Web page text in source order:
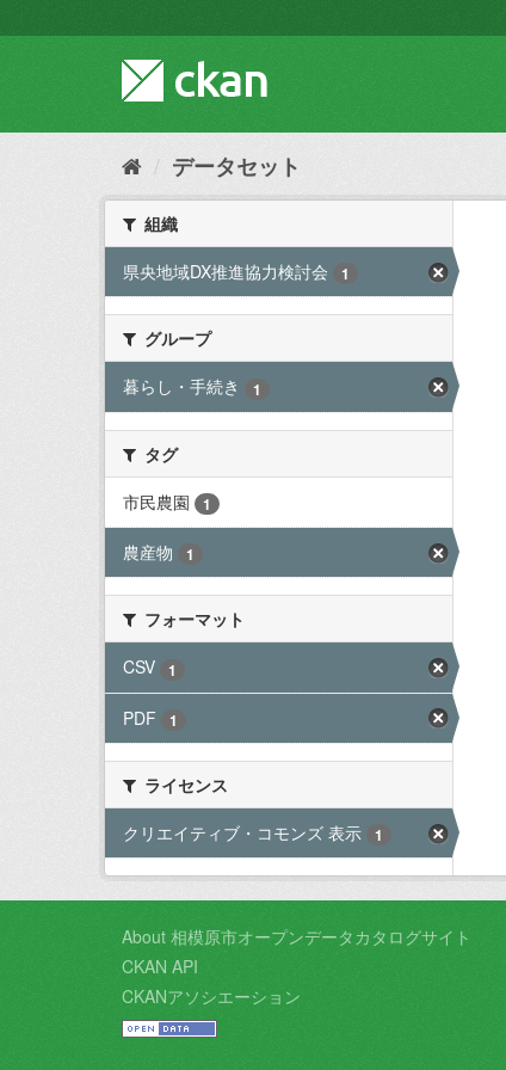
キ
て
データセット
組織
県央地域DX推進協力検討会
1
グループ
暮らし・手続き
1
タグ
市民農園
1
農産物 1
フォーマット
CSV
1
PDF 1
ライセンス
クリエイティブ・コモンズ 表示
1
About 相模原市オープンデータカタログサイト
CKAN API
CKANアソシエーション